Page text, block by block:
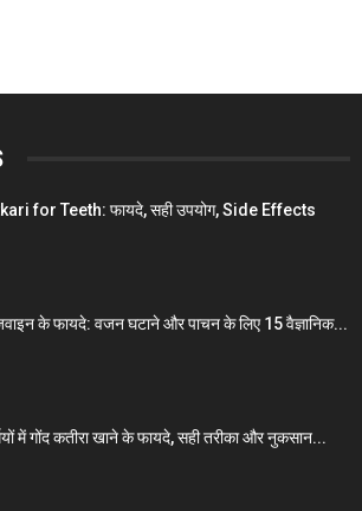
for Teeth: फायदे, सही उपयोग, Side Effects
के फायदे: वजन घटाने और पाचन के लिए 15 वैज्ञानिक...
में गोंद कतीरा खाने के फायदे, सही तरीका और नुकसान...